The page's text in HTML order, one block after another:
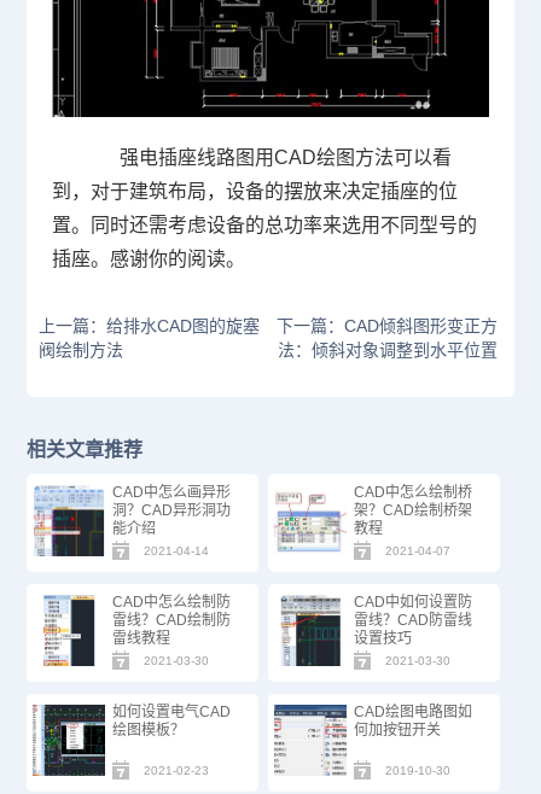
强电插座线路图用CAD绘图方法可以看
到，对于建筑布局，设备的摆放来决定插座的位
置。同时还需考虑设备的总功率来选用不同型号的
插座。感谢你的阅读。
上一篇：给排水CAD图的旋塞
阀绘制方法
下一篇：CAD倾斜图形变正方
法：倾斜对象调整到水平位置
相关文章推荐
CAD中怎么画异形
洞？CAD异形洞功
能介绍
2021-04-14
CAD中怎么绘制桥
架？CAD绘制桥架
教程
2021-04-07
CAD中怎么绘制防
雷线？CAD绘制防
雷线教程
2021-03-30
CAD中如何设置防
雷线？CAD防雷线
设置技巧
2021-03-30
如何设置电气CAD
绘图模板？
2021-02-23
CAD绘图电路图如
何加按钮开关
2019-10-30